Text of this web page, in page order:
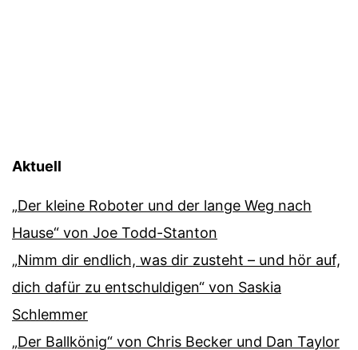
Aktuell
„Der kleine Roboter und der lange Weg nach
Hause“ von Joe Todd-Stanton
„Nimm dir endlich, was dir zusteht – und hör auf,
dich dafür zu entschuldigen“ von Saskia
Schlemmer
„Der Ballkönig“ von Chris Becker und Dan Taylor